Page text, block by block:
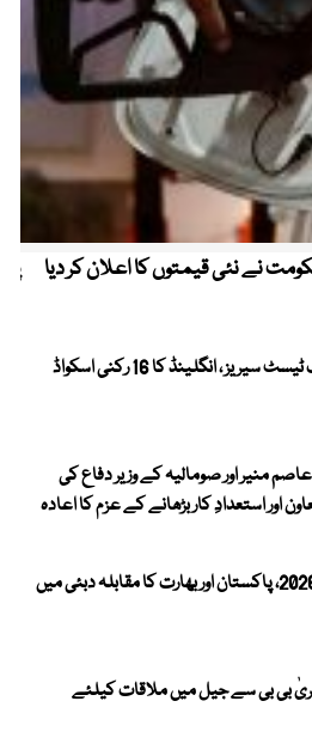
نے نئی قیمتوں کا اعلان کر دیا
پاکستان کیخلاف ٹیسٹ سیریز ، انگلینڈ کا 16 رکنی اسکواڈ
منیر اور صومالیہ کے وزیر دفاع کی
اور استعدادِ کار بڑھانے کے عزم کا اعادہ
ویمنز ایشیا کپ 2026، پاکستان اور بھارت کا مقابلہ دبئی میں
بی بی سے جیل میں ملاقات کیلئے